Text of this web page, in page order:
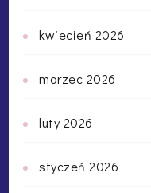
kwiecień 2026
marzec 2026
luty 2026
styczeń 2026